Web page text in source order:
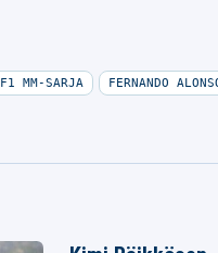
F1 MM-SARJA FERNANDO